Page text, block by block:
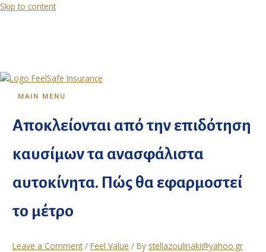
Skip to content
MAIN MENU
Αποκλείονται από την επιδότηση
καυσίμων τα ανασφάλιστα
αυτοκίνητα. Πώς θα εφαρμοστεί
το μέτρο
Leave a Comment /Feel Value / By stellazoulinaki@yahoo.gr